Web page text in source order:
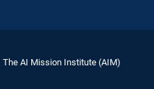
AI Mission Institute (AIM)